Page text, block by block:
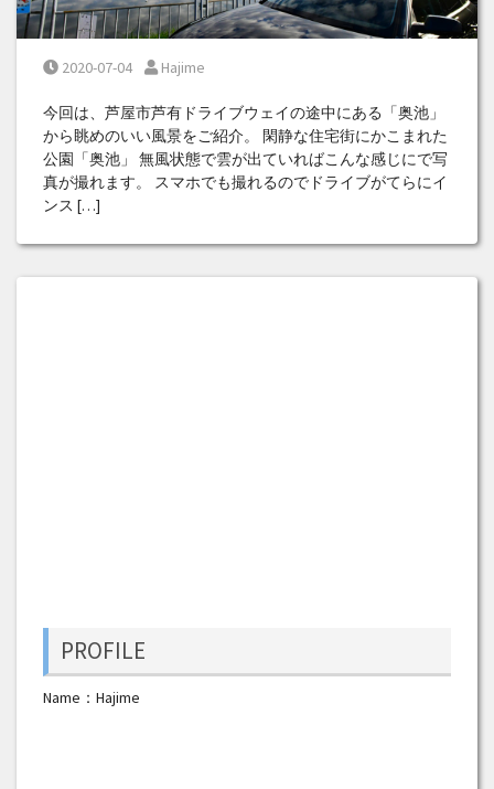
Posted on
2020-07-04 Posted by
Hajime
今回は、芦屋市芦有ドライブウェイの途中にある「奥池」
から眺めのいい風景をご紹介。 閑静な住宅街にかこまれた
公園「奥池」 無風状態で雲が出ていればこんな感じにで写
真が撮れます。 スマホでも撮れるのでドライブがてらにイ
ンス […]
PROFILE
Name：Hajime